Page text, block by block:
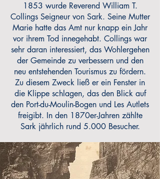
1853 wurde Reverend William T.
Collings Seigneur von Sark. Seine Mutter
Marie hatte das Amt nur knapp ein Jahr
vor ihrem Tod innegehabt. Collings war
sehr daran interessiert, das Wohlergehen
der Gemeinde zu verbessern und den
neu entstehenden Tourismus zu fördern.
Zu diesem Zweck ließ er ein Fenster in
die Klippe schlagen, das den Blick auf
den Port-du-Moulin-Bogen und Les Autlets
freigibt. In den 1870er-Jahren zählte
Sark jährlich rund 5.000 Besucher.